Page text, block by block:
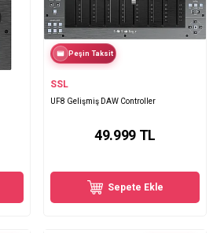
Peşin Taksit
SSL
UF8 Gelişmiş DAW Controller
49.999TL
Sepete Ekle